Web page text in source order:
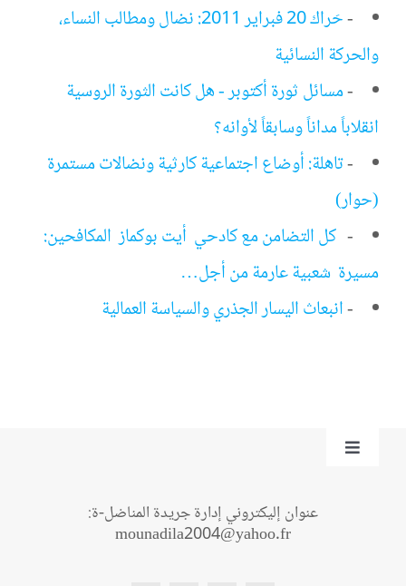
-
حَراك 20 فبراير 2011: نضال ومطالب النساء،
والحركة النسائية
-مسائل ثورة أكتوبر - هل كانت الثورة الروسية
انقلاباً مداناً وسابقاً لأوانه؟
-تاهلة: أوضاع اجتماعية كارثية ونضالات مستمرة
(حوار)
- كل التضامن مع كادحي أيت بوكماز المكافحين:
مسيرة شعبية عارمة من أجل…
-انبعاث اليسار الجذري والسياسة العمالية
Toggle
عنوان إليكتروني إدارة جريدة المناضل-ة:
mounadila2004@yahoo.fr